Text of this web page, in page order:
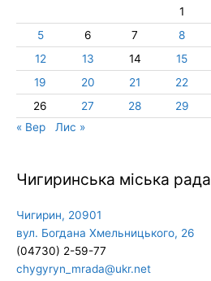
1
5
6 7 8
12
13 14 15
19
20 21 22
26
27 28 29
« Вер
Лис »
Чигиринська міська рада
Чигирин, 20901
вул. Богдана Хмельницького, 26
(04730) 2-59-77
chygyryn_mrada@ukr.net